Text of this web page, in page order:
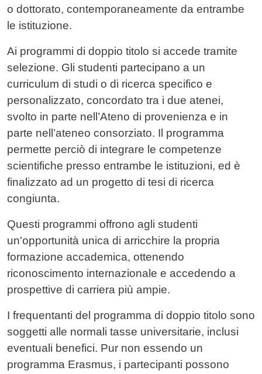
o dottorato, contemporaneamente da entrambe
le istituzione.
Ai programmi di doppio titolo si accede tramite
selezione. Gli studenti partecipano a un
curriculum di studi o di ricerca specifico e
personalizzato, concordato tra i due atenei,
svolto in parte nell’Ateno di provenienza e in
parte nell’ateneo consorziato. Il programma
permette perciò di integrare le competenze
scientifiche presso entrambe le istituzioni, ed è
finalizzato ad un progetto di tesi di ricerca
congiunta.
Questi programmi offrono agli studenti
un'opportunità unica di arricchire la propria
formazione accademica, ottenendo
riconoscimento internazionale e accedendo a
prospettive di carriera più ampie.
I frequentanti del programma di doppio titolo sono
soggetti alle normali tasse universitarie, inclusi
eventuali benefici. Pur non essendo un
programma Erasmus, i partecipanti possono